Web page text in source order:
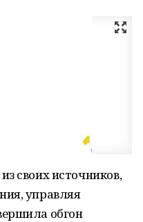
своих источников,
управляя
обгон